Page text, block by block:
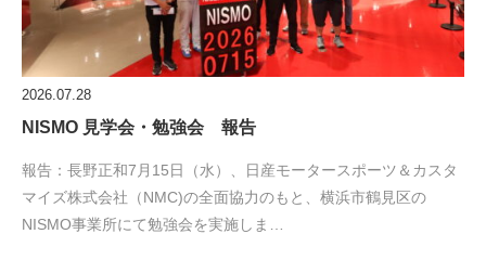
2026.07.28
NISMO 見学会・勉強会 報告
報告：長野正和7月15日（水）、日産モータースポーツ＆カスタ
マイズ株式会社（NMC)の全面協力のもと、横浜市鶴見区の
NISMO事業所にて勉強会を実施しま…